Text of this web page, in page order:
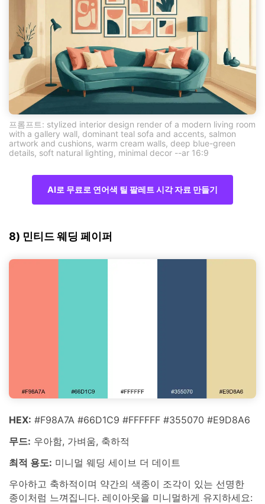
프롬프트: stylized interior design render of a modern living room
with a gallery wall, dominant teal sofa and accents, salmon
artwork and cushions, warm cream walls, deep blue-green
details, soft natural lighting, minimal decor --ar 16:9
AI로 무료로 연어색 틸 팔레트 시각 자료 만들기
8) 민티드 웨딩 페이퍼
HEX: #F98A7A #66D1C9 #FFFFFF #355070 #E9D8A6
무드: 우아함, 가벼움, 축하적
최적 용도: 미니멀 웨딩 세이브 더 데이트
우아하고 축하적이며 약간의 색종이 조각이 있는 선명한
종이처럼 느껴집니다. 레이아웃을 미니멀하게 유지하세요: